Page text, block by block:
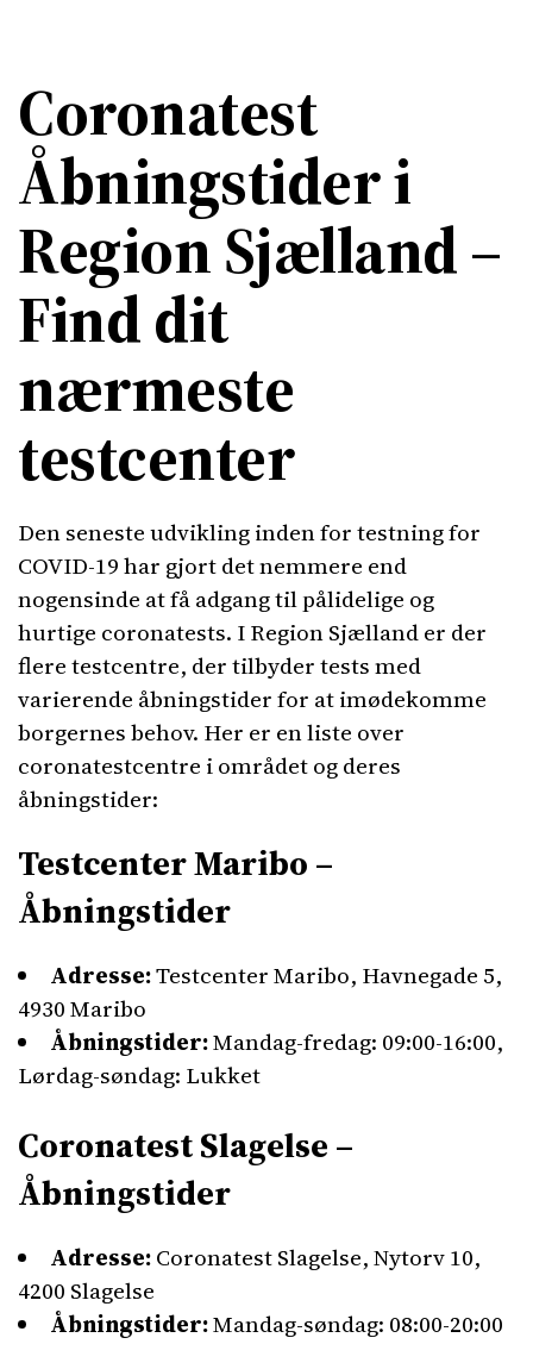
Coronatest
Åbningstider i
Region Sjælland –
Find dit
nærmeste
testcenter
Den seneste udvikling inden for testning for
COVID-19 har gjort det nemmere end
nogensinde at få adgang til pålidelige og
hurtige coronatests. I Region Sjælland er der
flere testcentre, der tilbyder tests med
varierende åbningstider for at imødekomme
borgernes behov. Her er en liste over
coronatestcentre i området og deres
åbningstider:
Testcenter Maribo –
Åbningstider
Adresse:Testcenter Maribo, Havnegade 5,
4930 Maribo
Åbningstider:Mandag-fredag: 09:00-16:00,
Lørdag-søndag: Lukket
Coronatest Slagelse –
Åbningstider
Adresse:Coronatest Slagelse, Nytorv 10,
4200 Slagelse
Åbningstider:Mandag-søndag: 08:00-20:00